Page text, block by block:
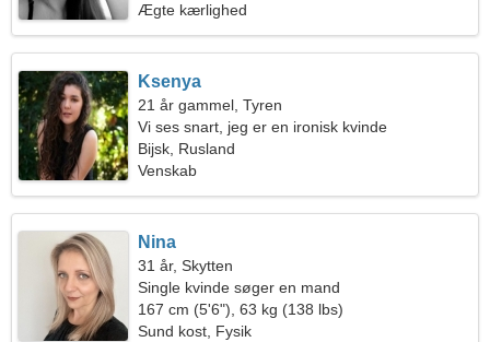
Ægte kærlighed
Ksenya
21 år gammel, Tyren
Vi ses snart, jeg er en ironisk kvinde
Bijsk, Rusland
Venskab
Nina
31 år, Skytten
Single kvinde søger en mand
167 cm (5'6"), 63 kg (138 lbs)
Sund kost, Fysik